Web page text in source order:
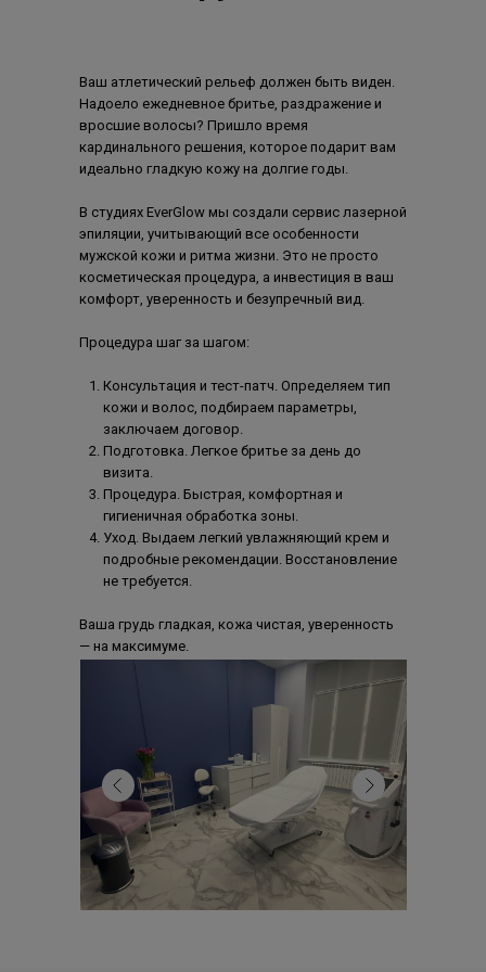
Ваш атлетический рельеф должен быть виден.
Надоело ежедневное бритье, раздражение и
вросшие волосы? Пришло время
кардинального решения, которое подарит вам
идеально гладкую кожу на долгие годы.
В студиях EverGlow мы создали сервис лазерной
эпиляции, учитывающий все особенности
мужской кожи и ритма жизни. Это не просто
косметическая процедура, а инвестиция в ваш
комфорт, уверенность и безупречный вид.
Процедура шаг за шагом:
Консультация и тест-патч. Определяем тип
кожи и волос, подбираем параметры,
заключаем договор.
Подготовка. Легкое бритье за день до
визита.
Процедура. Быстрая, комфортная и
гигиеничная обработка зоны.
Уход. Выдаем легкий увлажняющий крем и
подробные рекомендации. Восстановление
не требуется.
Ваша грудь гладкая, кожа чистая, уверенность
— на максимуме.
м. Котельники
Котельники, ул.Строителей, 5